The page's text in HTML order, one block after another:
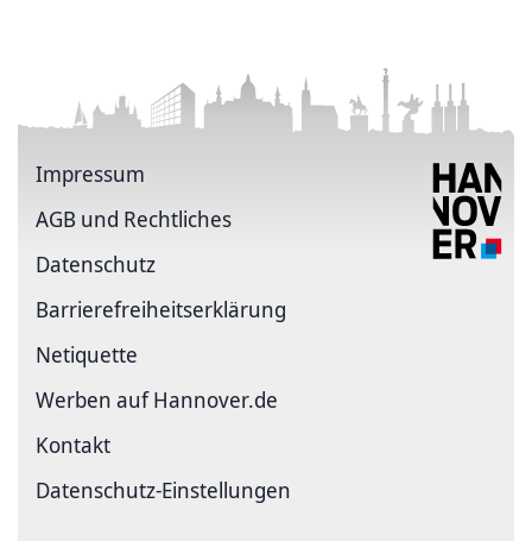
Impressum
AGB und Rechtliches
Datenschutz
Barriere­freiheits­erklärung
Netiquette
Werben auf Hannover.de
Kontakt
Datenschutz-Einstellungen